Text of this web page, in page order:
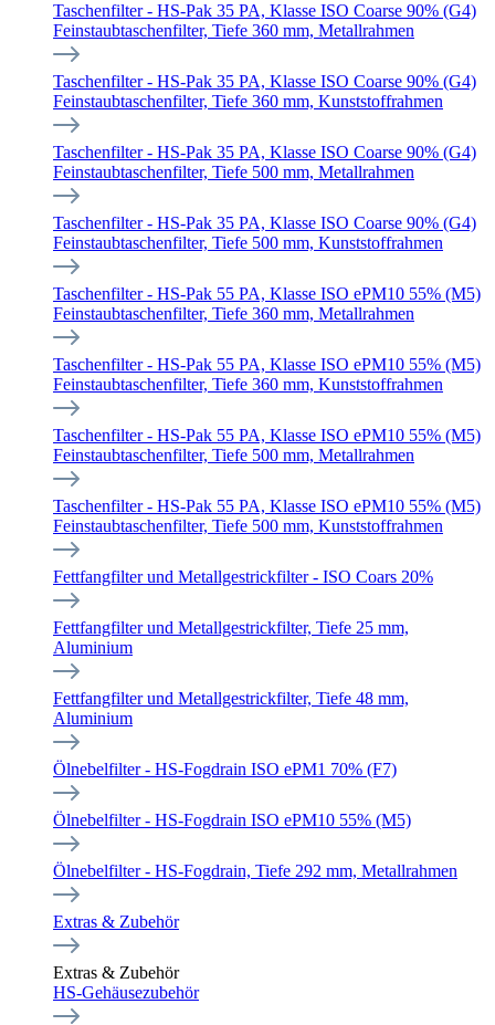
Taschenfilter - HS-Pak 35 PA, Klasse ISO Coarse 90% (G4)
Feinstaubtaschenfilter, Tiefe 360 mm, Metallrahmen
Taschenfilter - HS-Pak 35 PA, Klasse ISO Coarse 90% (G4)
Feinstaubtaschenfilter, Tiefe 360 mm, Kunststoffrahmen
Taschenfilter - HS-Pak 35 PA, Klasse ISO Coarse 90% (G4)
Feinstaubtaschenfilter, Tiefe 500 mm, Metallrahmen
Taschenfilter - HS-Pak 35 PA, Klasse ISO Coarse 90% (G4)
Feinstaubtaschenfilter, Tiefe 500 mm, Kunststoffrahmen
Taschenfilter - HS-Pak 55 PA, Klasse ISO ePM10 55% (M5)
Feinstaubtaschenfilter, Tiefe 360 mm, Metallrahmen
Taschenfilter - HS-Pak 55 PA, Klasse ISO ePM10 55% (M5)
Feinstaubtaschenfilter, Tiefe 360 mm, Kunststoffrahmen
Taschenfilter - HS-Pak 55 PA, Klasse ISO ePM10 55% (M5)
Feinstaubtaschenfilter, Tiefe 500 mm, Metallrahmen
Taschenfilter - HS-Pak 55 PA, Klasse ISO ePM10 55% (M5)
Feinstaubtaschenfilter, Tiefe 500 mm, Kunststoffrahmen
Fettfangfilter und Metallgestrickfilter - ISO Coars 20%
Fettfangfilter und Metallgestrickfilter, Tiefe 25 mm,
Aluminium
Fettfangfilter und Metallgestrickfilter, Tiefe 48 mm,
Aluminium
Ölnebelfilter - HS-Fogdrain ISO ePM1 70% (F7)
Ölnebelfilter - HS-Fogdrain ISO ePM10 55% (M5)
Ölnebelfilter - HS-Fogdrain, Tiefe 292 mm, Metallrahmen
Extras & Zubehör
Extras & Zubehör
HS-Gehäusezubehör